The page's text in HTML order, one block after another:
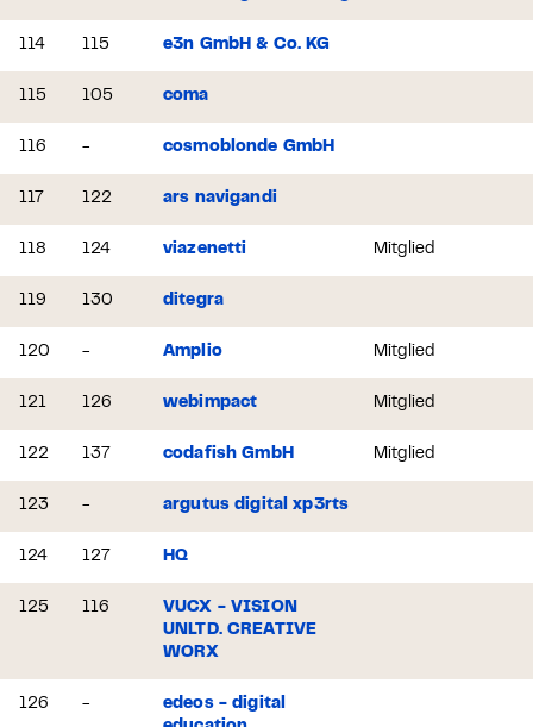
114 115 e3n GmbH & Co. KG
115 105 coma
116 - cosmoblonde GmbH
117 122 ars navigandi
118 124 viazenetti Mitglied
119 130 ditegra
120 - Amplio Mitglied
121 126 webimpact Mitglied
122 137 codafish GmbH Mitglied
123 - argutus digital xp3rts
124 127 HQ
125 116
VUCX - VISION
UNLTD. CREATIVE
WORX
126 -
edeos - digital